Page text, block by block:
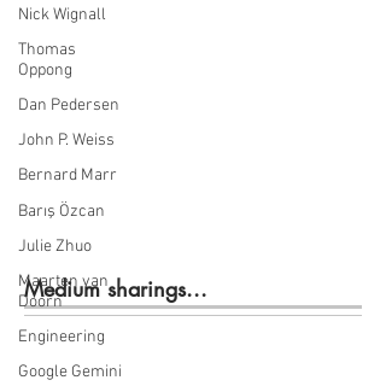
Nick Wignall
Thomas
Oppong
Dan Pedersen
John P. Weiss
Bernard Marr
Barış Özcan
Julie Zhuo
Maarten van
Doorn
Engineering
Google Gemini
Medium sharings...